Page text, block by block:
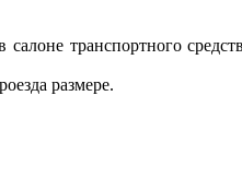
транспортного
размере.